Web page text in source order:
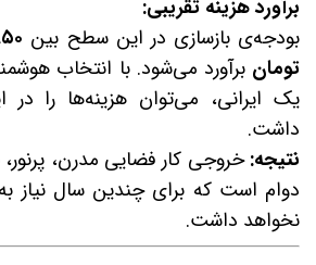
برآورد هزینه تقریبی:
بودجه‌ی بازسازی در این سطح بین
تومان برآورد می‌شود. با انتخاب
یک ایرانی، می‌توان هزینه‌ها را
داشت.
نتیجه:خروجی کار فضایی مدرن، پرنور،
دوام است که برای چندین سال نیاز
نخواهد داشت.